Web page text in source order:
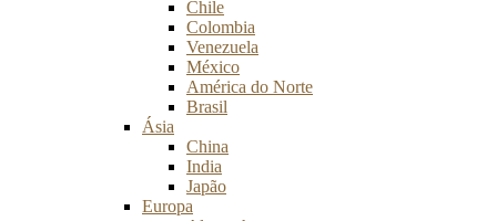
Chile
Colombia
Venezuela
México
América do Norte
Brasil
Ásia
China
India
Japão
Europa